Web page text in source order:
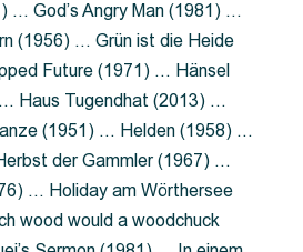
… God’s Angry Man (1981) …
(1956) … Grün ist die Heide
Future (1971) … Hänsel
Haus Tugendhat (2013) …
(1951) … Helden (1958) …
der Gammler (1967) …
… Holiday am Wörthersee
wood would a woodchuck